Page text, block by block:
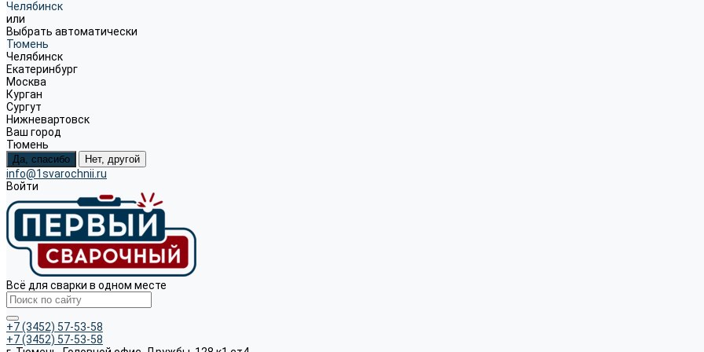
Челябинск
или
Выбрать автоматически
Тюмень
Челябинск
Екатеринбург
Москва
Курган
Сургут
Нижневартовск
Ваш город
Тюмень
Да, спасибо Нет, другой
info@1svarochnii.ru
Войти
Всё для сварки в одном месте
+7 (3452) 57-53-58
+7 (3452) 57-53-58